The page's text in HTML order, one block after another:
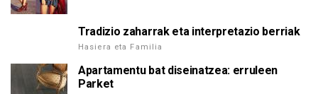
Tradizio zaharrak eta interpretazio berriak
Hasiera eta Familia
Apartamentu bat diseinatzea: erruleen
Parket